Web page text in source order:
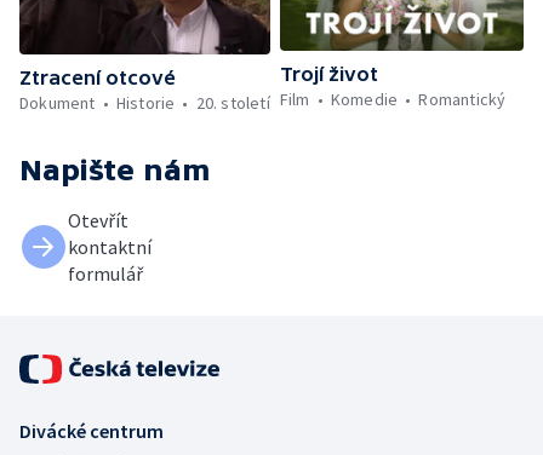
Ztracení otcové
Dokument
Historie 20. století
Trojí život
Film
Komedie Romantický
Napište nám
Otevřít
kontaktní
formulář
Divácké centrum